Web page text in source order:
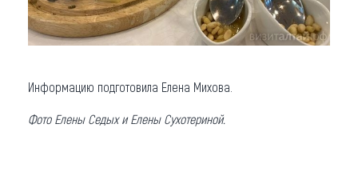
Информацию подготовила Елена Михова.
Фото Елены Седых и Елены Сухотериной.